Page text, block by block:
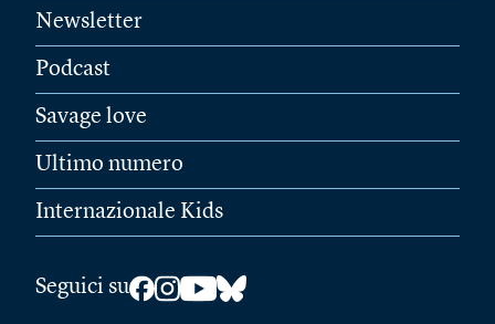
Newsletter
Podcast
Savage love
Ultimo numero
Internazionale Kids
Seguici su